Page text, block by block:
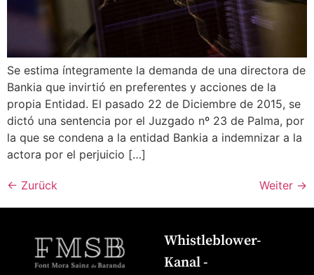
Se estima íntegramente la demanda de una directora de
Bankia que invirtió en preferentes y acciones de la
propia Entidad. El pasado 22 de Diciembre de 2015, se
dictó una sentencia por el Juzgado nº 23 de Palma, por
la que se condena a la entidad Bankia a indemnizar a la
actora por el perjuicio […]
← Zurück Weiter →
Whistleblower-
Kanal -